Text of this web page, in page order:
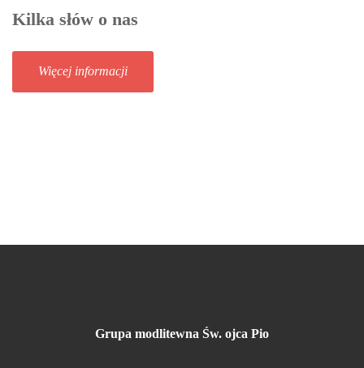
Kilka słów o nas
Więcej informacji
Grupa modlitewna Św. ojca Pio